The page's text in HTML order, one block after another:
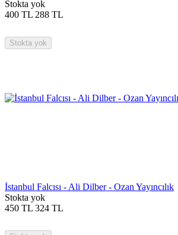
Stokta yok
400 TL 288 TL
Stokta yok
İstanbul Falcısı - Ali Dilber - Ozan Yayıncılık
Stokta yok
450 TL 324 TL